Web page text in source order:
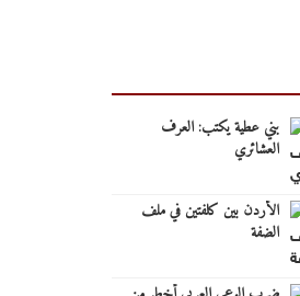
بني عطية يكتب: العرف
العشائري
الأردن بين كلفتين في ملف
الضفة